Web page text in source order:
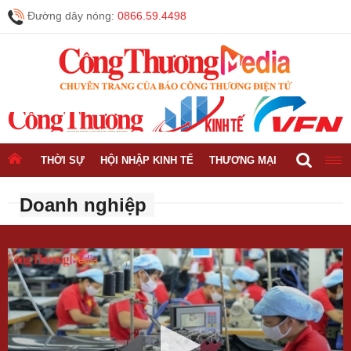
Đường dây nóng: 0866.59.4498
THỜI SỰ HỘI NHẬP KINH TẾ THƯƠNG MẠI CÔNG
Doanh nghiệp